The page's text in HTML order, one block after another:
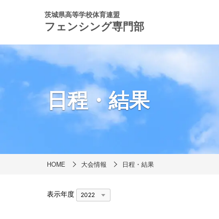
茨城県高等学校体育連盟
フェンシング専門部
日程・結果
HOME 大会情報 日程・結果
表示年度